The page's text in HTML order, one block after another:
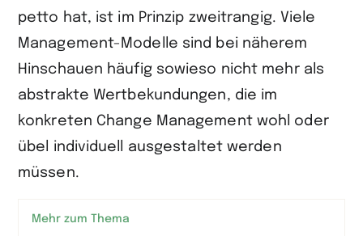
petto hat, ist im Prinzip zweitrangig. Viele
Management-Modelle sind bei näherem
Hinschauen häufig sowieso nicht mehr als
abstrakte Wertbekundungen, die im
konkreten Change Management wohl oder
übel individuell ausgestaltet werden
müssen.
Mehr zum Thema